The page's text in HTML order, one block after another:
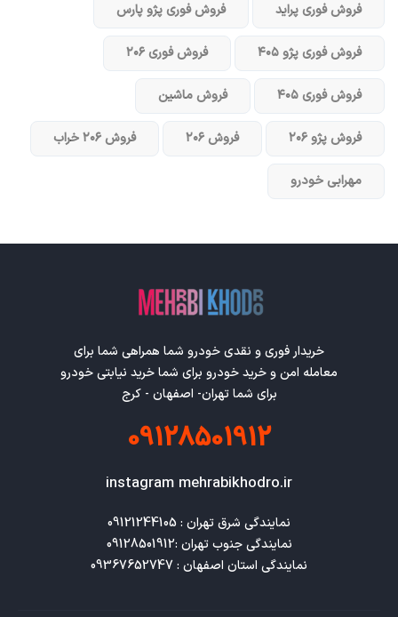
فروش فوری پراید فروش فوری پژو پارس
فروش فوری پژو ۴۰۵ فروش فوری ۲۰۶
فروش فوری ۴۰۵ فروش ماشین
فروش پژو ۲۰۶ فروش ۲۰۶ فروش ۲۰۶ خراب
مهرابی خودرو
خریدار فوری و نقدی خودرو شما همراهی شما برای
معامله امن و خرید خودرو برای شما خرید نیابتی خودرو
برای شما تهران- اصفهان - کرج
09128501912
instagram mehrabikhodro.ir
نمایندگی استان اصفهان : 09367652747